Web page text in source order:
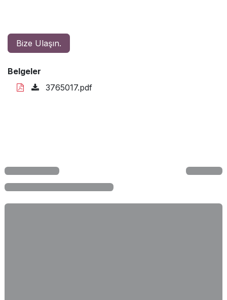
Bize Ulaşın.
Belgeler
3765017.pdf